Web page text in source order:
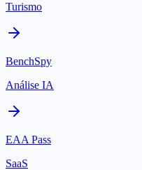
Turismo
BenchSpy
Análise IA
EAA Pass
SaaS